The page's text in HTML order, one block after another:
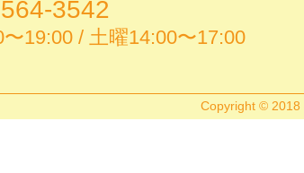
3542
19:00 / 土曜14:00〜17:00
Copyright © 2018